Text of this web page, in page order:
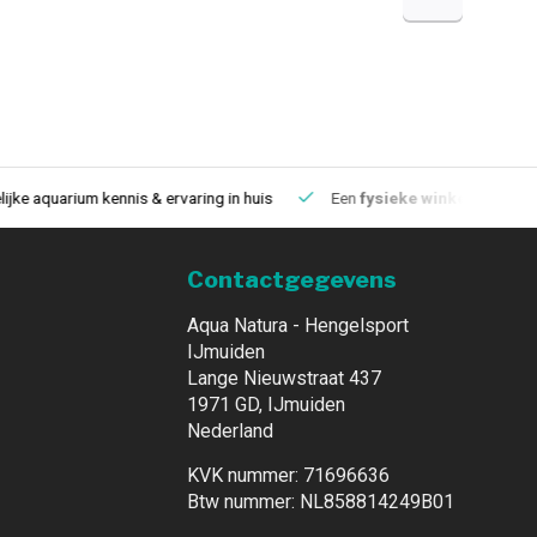
kennis & ervaring in huis Een fysieke winkelin IJmuiden
Contactgegevens
Aqua Natura - Hengelsport
IJmuiden
Lange Nieuwstraat 437
1971 GD, IJmuiden
Nederland
KVK nummer: 71696636
Btw nummer: NL858814249B01